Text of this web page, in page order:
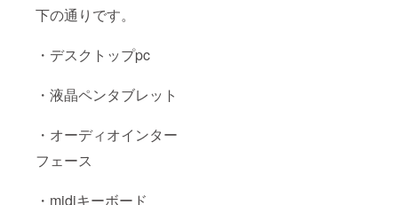
下の通りです。
・デスクトップpc
・液晶ペンタブレット
・オーディオインター
フェース
・midiキーボード